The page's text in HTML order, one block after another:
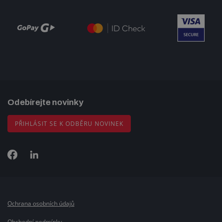
Odebírejte novinky
PŘIHLÁSIT SE K ODBĚRU NOVINEK
Ochrana osobních údajů